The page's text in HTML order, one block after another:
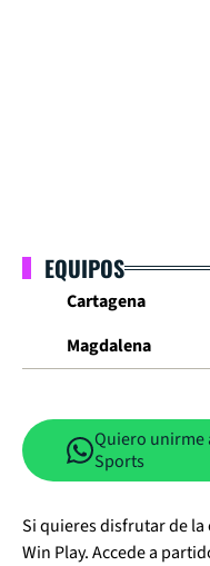
EQUIPOS
Cartagena
Magdalena
Quiero unirme
Sports
Si quieres disfrutar de
Win Play. Accede a